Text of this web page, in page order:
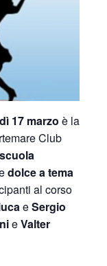
17 marzo è la
Club
dolce a tema
al corso
eSergio
eValter